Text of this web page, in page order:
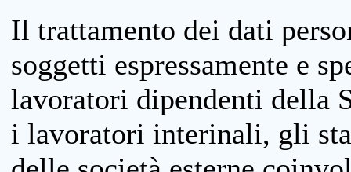
Il trattamento dei dati
soggetti espressamente e
lavoratori dipendenti della
i lavoratori interinali, gli